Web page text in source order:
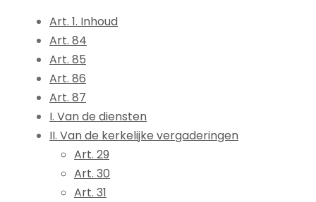
Art. 1. Inhoud
Art. 84
Art. 85
Art. 86
Art. 87
I. Van de diensten
II. Van de kerkelijke vergaderingen
Art. 29
Art. 30
Art. 31